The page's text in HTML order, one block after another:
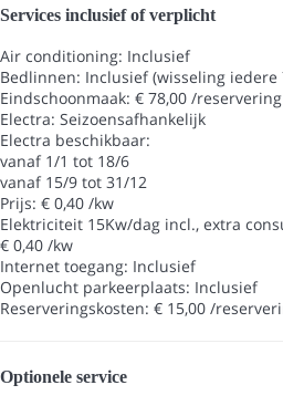
Services inclusief of verplicht
Air conditioning: Inclusief
Bedlinnen: Inclusief (wisseling iedere
Eindschoonmaak: € 78,00 /reservering
Electra: Seizoensafhankelijk
Electra beschikbaar:
vanaf 1/1 tot 18/6
vanaf 15/9 tot 31/12
Prijs: € 0,40 /kw
Elektriciteit 15Kw/dag incl., extra
€ 0,40 /kw
Internet toegang: Inclusief
Openlucht parkeerplaats: Inclusief
Reserveringskosten: € 15,00 /
Optionele service